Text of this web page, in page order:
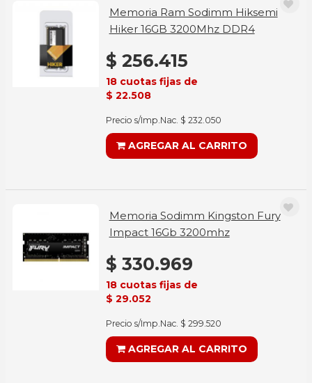
Memoria Ram Sodimm Hiksemi
Hiker 16GB 3200Mhz DDR4
$ 256.415
18 cuotas fijas de
$ 22.508
Precio s/Imp.Nac. $ 232.050
AGREGAR AL CARRITO
Memoria Sodimm Kingston Fury
Impact 16Gb 3200mhz
$ 330.969
18 cuotas fijas de
$ 29.052
Precio s/Imp.Nac. $ 299.520
AGREGAR AL CARRITO